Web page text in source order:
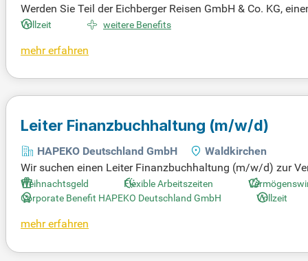
Werden Sie Teil der Eichberger Reisen GmbH & Co. KG,
dynamischen, familiengeführten Unternehmens zu
Vollzeit weitere Benefits
mehr erfahren
Leiter Finanzbuchhaltung (m/w/d)
HAPEKO Deutschland GmbH
Waldkirchen
Wir suchen einen Leiter Finanzbuchhaltung (m/w/d) zur
ein Team von zwölf Personen und verantworten die
ung eines reibungslosen Tagesgeschäfts sowie der
inem erfolgreichen Industrieunternehmen einbringen
Weihnachtsgeld Flexible Arbeitszeiten
Corporate Benefit HAPEKO Deutschland GmbH
Vollzeit
mehr erfahren